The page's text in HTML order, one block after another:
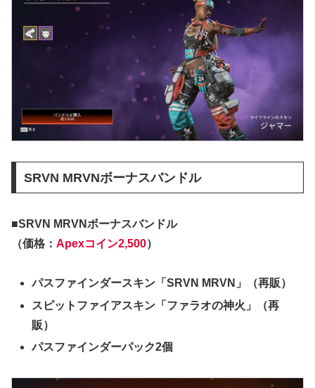
SRVN MRVNボーナスバンドル
■SRVN MRVNボーナスバンドル
（価格： Apexコイン2,500）
パスファインダースキン「SRVN MRVN」（再販）
スピットファイアスキン「ファラオの神火」（再
販）
パスファインダーパック2個